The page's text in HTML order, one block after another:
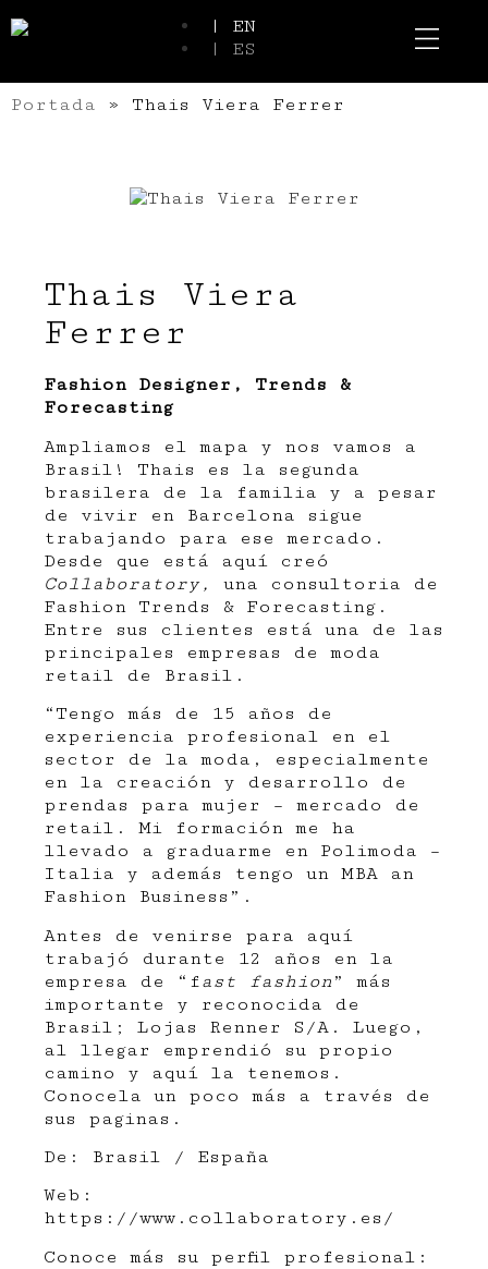
| EN
| ES
Portada » Thais Viera Ferrer
Thais Viera
Ferrer
Fashion Designer, Trends &
Forecasting
Ampliamos el mapa y nos vamos a
Brasil! Thais es la segunda
brasilera de la familia y a pesar
de vivir en Barcelona sigue
trabajando para ese mercado.
Desde que está aquí creó
Collaboratory,
una consultoria de
Fashion Trends & Forecasting.
Entre sus clientes está una de las
principales empresas de moda
retail de Brasil.
“Tengo más de 15 años de
experiencia profesional en el
sector de la moda, especialmente
en la creación y desarrollo de
prendas para mujer – mercado de
retail. Mi formación me ha
llevado a graduarme en Polimoda –
Italia y además tengo un MBA an
Fashion Business”.
Antes de venirse para aquí
trabajó durante 12 años en la
empresa de “fast fashion ” más
importante y reconocida de
Brasil; Lojas Renner S/A. Luego,
al llegar emprendió su propio
camino y aquí la tenemos.
Conocela un poco más a través de
sus paginas.
De: Brasil / España
Web:
https://www.collaboratory.es/
Conoce más su perfil profesional: